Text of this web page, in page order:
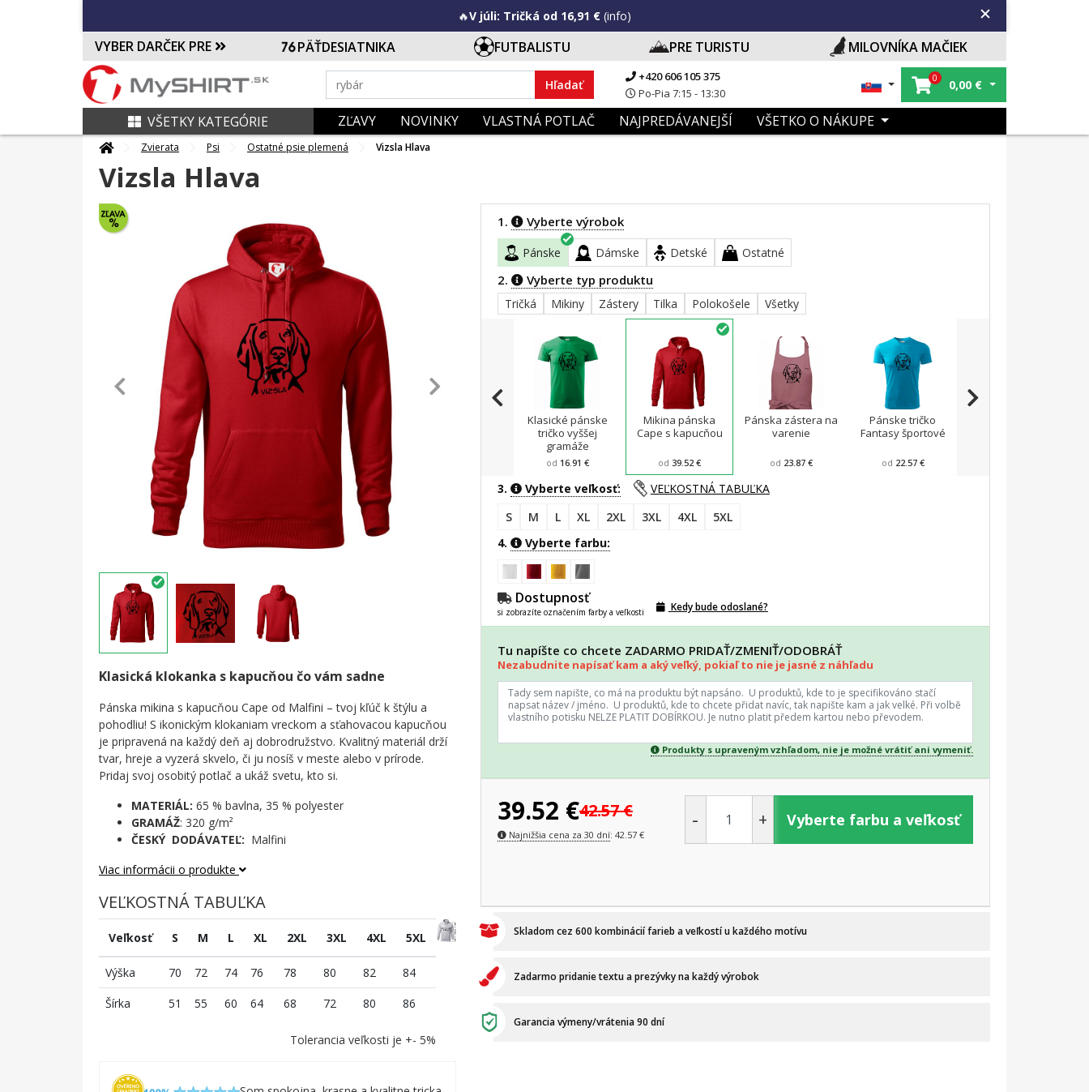
🔥V júli: Tričká od 16,91 € (info)
VYBER DARČEK PRE PÄŤDESIATNIKA FUTBALISTU PRE TURISTU MILOVNÍKA MAČIEK
Hľadať
+420 606 105 375
Po-Pia 7:15 - 13:30
0 0,00 €
VŠETKY KATEGÓRIE ZĽAVY NOVINKY VLASTNÁ POTLAČ NAJPREDÁVANEJŠÍ VŠETKO O NÁKUPE
Zvierata Psi Ostatné psie plemená Vizsla Hlava
Vizsla Hlava
Klasická klokanka s kapucňou čo vám sadne
Pánska mikina s kapucňou Cape od Malfini – tvoj kľúč k štýlu a
pohodliu! S ikonickým klokaniam vreckom a sťahovacou kapucňou
je pripravená na každý deň aj dobrodružstvo. Kvalitný materiál drží
tvar, hreje a vyzerá skvelo, či ju nosíš v meste alebo v prírode.
Pridaj svoj osobitý potlač a ukáž svetu, kto si.
MATERIÁL: 65 % bavlna, 35 % polyester
GRAMÁŽ: 320 g/m²
ČESKÝ DODÁVATEĽ: Malfini
Viac informácii o produkte
VEĽKOSTNÁ TABUĽKA
Veľkosť S M L XL 2XL 3XL 4XL 5XL
Výška 70 72 74 76 78 80 82
84
Šírka
51 55 60 64 68 72 80 86
Tolerancia veľkosti je +- 5%
1. Vyberte výrobok
Pánske Dámske Detské Ostatné
2. Vyberte typ produktu
Tričká Mikiny Zástery Tilka Polokošele Všetky
Klasické pánske
tričko vyššej
gramáže
od 16.91 €
Mikina pánska
Cape s kapucňou
od 39.52 €
Pánska zástera na
varenie
od 23.87 €
Pánske tričko
Fantasy športové
od 22.57 €
3. Vyberte veľkosť:
VEĽKOSTNÁ TABUĽKA
S
M L XL 2XL 3XL 4XL
5XL
4.
Vyberte farbu:
Dostupnosť
si zobrazíte označením farby a veľkosti Kedy bude odoslané?
Tu napíšte co chcete ZADARMO PRIDAŤ/ZMENIŤ/ODOBRÁŤ
Nezabudnite napísať kam a aký veľký, pokiaľ to nie je jasné z náhľadu
Produkty s upraveným vzhľadom, nie je možné vrátiť ani vymeniť.
39.52 €42.57€
Najnižšia cena za 30 dní: 42.57€
- + Vyberte farbu a veľkosť
Skladom cez 600 kombinácií farieb a veľkostí u každého motívu
Zadarmo pridanie textu a prezývky na každý výrobok
Garancia výmeny/vrátenia 90 dní